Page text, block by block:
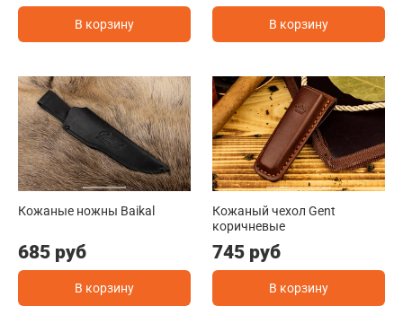
В корзину В корзину
Кожаные ножны Baikal
685 руб
В корзину
Кожаный чехол Gent
коричневые
745 руб
В корзину